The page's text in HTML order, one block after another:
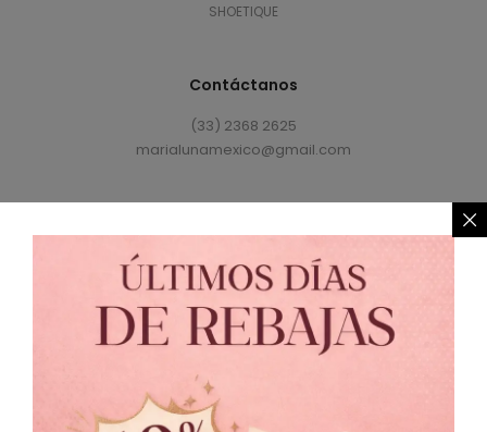
SHOETIQUE
Contáctanos
(33) 2368 2625
marialunamexico@gmail.com